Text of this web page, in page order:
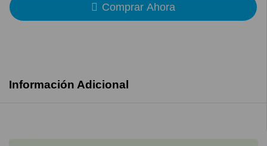
Comprar Ahora
Información Adicional